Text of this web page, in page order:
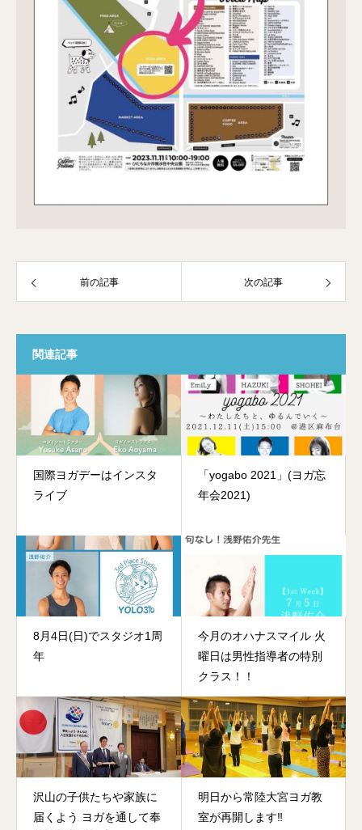
前の記事 次の記事
関連記事
国際ヨガデーはインスタ
ライブ
「yogabo 2021」(ヨガ忘
年会2021)
8月4日(日)でスタジオ1周
年
今月のオハナスマイル 火
曜日は男性指導者の特別
クラス！！
沢山の子供たちや家族に
届くよう ヨガを通して奉
明日から常陸大宮ヨガ教
室が再開します‼️